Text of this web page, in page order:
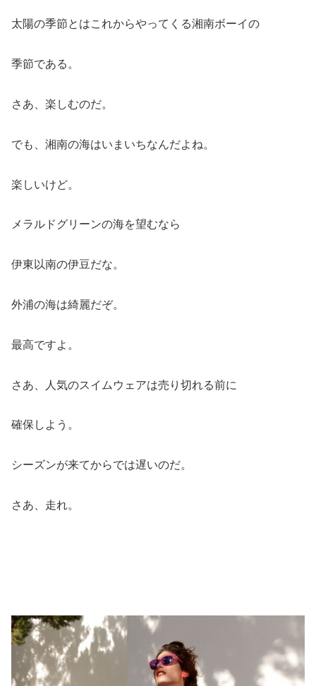
太陽の季節とはこれからやってくる湘南ボーイの
季節である。
さあ、楽しむのだ。
でも、湘南の海はいまいちなんだよね。
楽しいけど。
メラルドグリーンの海を望むなら
伊東以南の伊豆だな。
外浦の海は綺麗だぞ。
最高ですよ。
さあ、人気のスイムウェアは売り切れる前に
確保しよう。
シーズンが来てからでは遅いのだ。
さあ、走れ。